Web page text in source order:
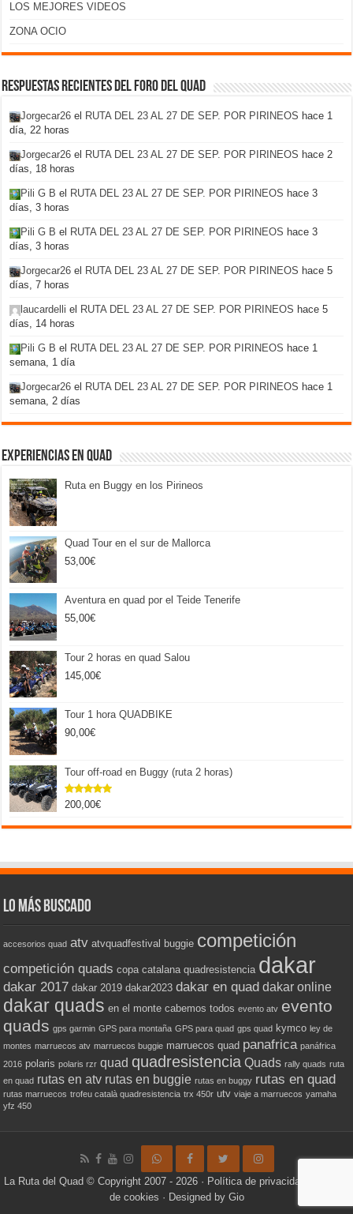
LOS MEJORES VIDEOS
ZONA OCIO
Respuestas recientes del foro del Quad
Jorgecar26 el RUTA DEL 23 AL 27 DE SEP. POR PIRINEOS hace 1
día, 22 horas
Jorgecar26 el RUTA DEL 23 AL 27 DE SEP. POR PIRINEOS hace 2
días, 18 horas
Pili G B el RUTA DEL 23 AL 27 DE SEP. POR PIRINEOS hace 3
días, 3 horas
Pili G B el RUTA DEL 23 AL 27 DE SEP. POR PIRINEOS hace 3
días, 3 horas
Jorgecar26 el RUTA DEL 23 AL 27 DE SEP. POR PIRINEOS hace 5
días, 7 horas
laucardelli el RUTA DEL 23 AL 27 DE SEP. POR PIRINEOS hace 5
días, 14 horas
Pili G B el RUTA DEL 23 AL 27 DE SEP. POR PIRINEOS hace 1
semana, 1 día
Jorgecar26 el RUTA DEL 23 AL 27 DE SEP. POR PIRINEOS hace 1
semana, 2 días
Experiencias en Quad
Ruta en Buggy en los Pirineos
Quad Tour en el sur de Mallorca
53,00€
Aventura en quad por el Teide Tenerife
55,00€
Tour 2 horas en quad Salou
145,00€
Tour 1 hora QUADBIKE
90,00€
Tour off-road en Buggy (ruta 2 horas)
Valorado
de 5
200,00€
Lo más buscado
accesorios quad atv atvquadfestival buggie competición
competición quads copa catalana quadresistencia dakar
dakar 2017 dakar 2019 dakar2023 dakar en quad dakar online
dakar quads en el monte cabemos todos evento atv evento
quads gps garmin GPS para montaña GPS para quad gps quad kymco ley de
montes marruecos atv marruecos buggie marruecos quad panafrica panáfrica
2016 polaris polaris rzr quad quadresistencia Quads rally quads ruta
en quad rutas en atv rutas en buggie rutas en buggy rutas en quad
rutas marruecos trofeu català quadresistencia trx 450r utv viaje a marruecos yamaha
yfz 450
La Ruta del Quad © Copyright 2007 - 2026 · Política de privacidad
de cookies · Designed by Gio